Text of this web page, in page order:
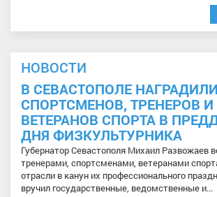
НОВОСТИ
В СЕВАСТОПОЛЕ
СПОРТСМЕНОВ, ТРЕНЕРОВ И
ВЕТЕРАНОВ СПОРТА В
ДНЯ ФИЗКУЛЬТУРНИКА
Губернатор Севастополя Михаил Развожаев
тренерами, спортсменами, ветеранами
отрасли в канун их профессионального
вручил государственные, ведомственные и...